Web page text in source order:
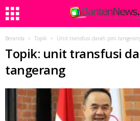
Beranda Topik Unit transfusi darah pmi
Topik: unit transfusi
tangerang